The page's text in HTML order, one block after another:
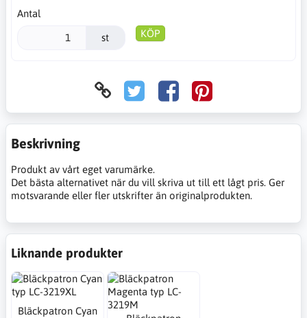
Antal
st KÖP
Beskrivning
Produkt av vårt eget varumärke.
Det bästa alternativet när du vill skriva ut till ett lågt pris. Ger
motsvarande eller fler utskrifter än originalprodukten.
Liknande produkter
Bläckpatron Cyan